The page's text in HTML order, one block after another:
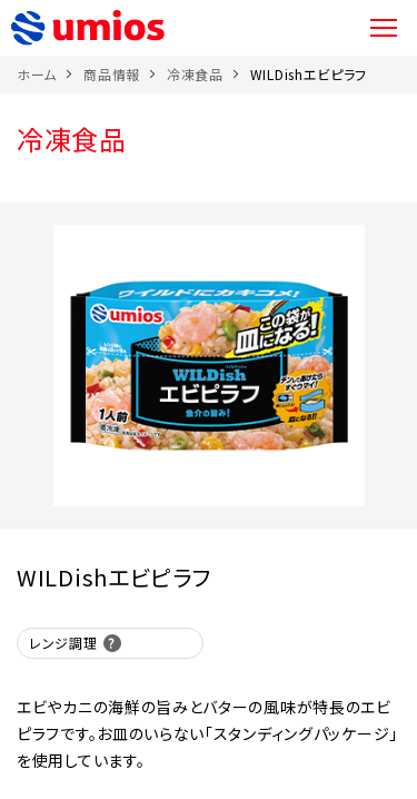
ホーム 商品情報 冷凍食品 WILDishエビピラフ
冷凍食品
WILDishエビピラフ
レンジ調理
エビやカニの海鮮の旨みとバターの風味が特長のエビ
ピラフです。お皿のいらない「スタンディングパッケージ」
を使用しています。